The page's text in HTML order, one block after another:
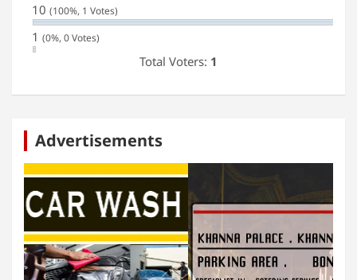
10 (100%, 1 Votes)
1 (0%, 0 Votes)
Total Voters: 1
Advertisements